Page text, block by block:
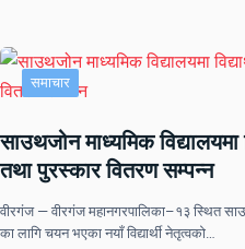
समाचार
साउथजोन माध्यमिक
तथा पुरस्कार वितरण सम्पन्न
वीरगंज — वीरगंज महानगरपालिका–१३ स्थित
का लागि चयन भएका नयाँ विद्यार्थी नेतृत्वको…